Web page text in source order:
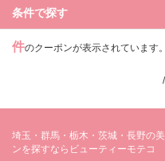
条件で探す
件のクーポンが表示されています。
埼玉・群馬・栃木・茨城・長野の
ンを探すならビューティーモテコ